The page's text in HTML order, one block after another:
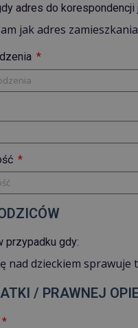
adres do
jak adres zamieszkania
przypadku gdy:
nad dzieckiem
/ PRAWNEJ